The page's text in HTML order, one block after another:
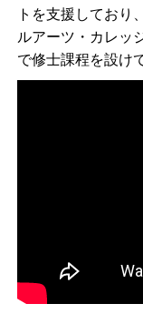
トを支援しており
ルアーツ・カレッ
で修士課程を設け